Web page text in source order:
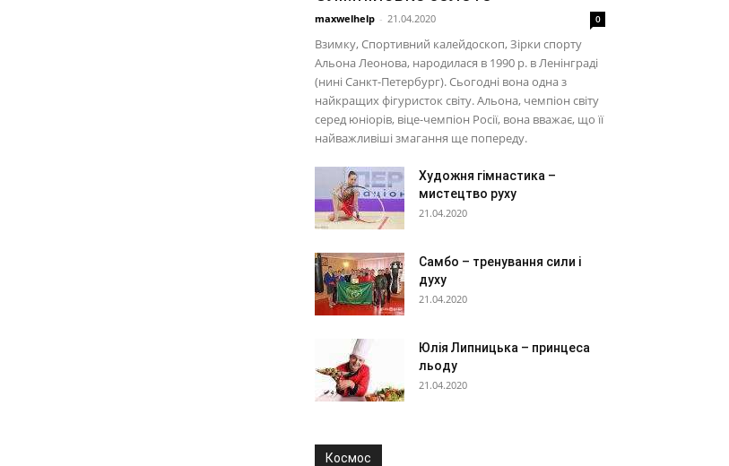
maxwelhelp - 21.04.2020 0
Взимку, Спортивний калейдоскоп, Зірки спорту
Альона Леонова, народилася в 1990 р. в Ленінграді
(нині Санкт-Петербург). Сьогодні вона одна з
найкращих фігуристок світу. Альона, чемпіон світу
серед юніорів, віце-чемпіон Росії, вона вважає, що її
найважливіші змагання ще попереду.
Художня гімнастика –
мистецтво руху
21.04.2020
Самбо – тренування сили і
духу
21.04.2020
Юлія Липницька – принцеса
льоду
21.04.2020
Космос